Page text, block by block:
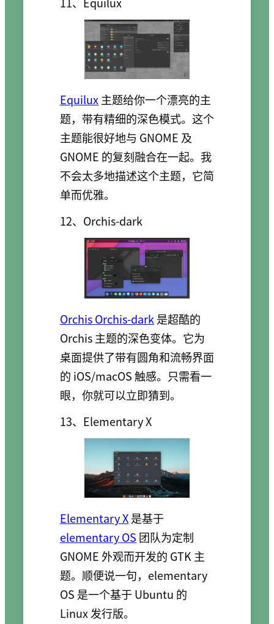
Equilux主题给你一个漂亮的主
题，带有精细的深色模式。这个
主题能很好地与 GNOME 及
GNOME 的复刻融合在一起。我
不会太多地描述这个主题，它简
单而优雅。
12、Orchis-dark
Orchis Orchis-dark 是超酷的
Orchis 主题的深色变体。它为
桌面提供了带有圆角和流畅界面
的 iOS/macOS 触感。只需看一
眼，你就可以立即猜到。
13、Elementary X
Elementary X是基于
elementary OS 团队为定制
GNOME 外观而开发的 GTK 主
题。顺便说一句，elementary
OS 是一个基于 Ubuntu 的
Linux 发行版。